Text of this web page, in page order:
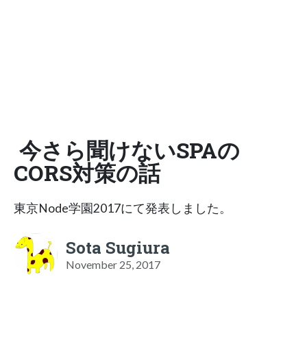
今さら聞けないSPAの
CORS対策の話
東京Node学園2017にて発表しました。
Sota Sugiura
November 25, 2017